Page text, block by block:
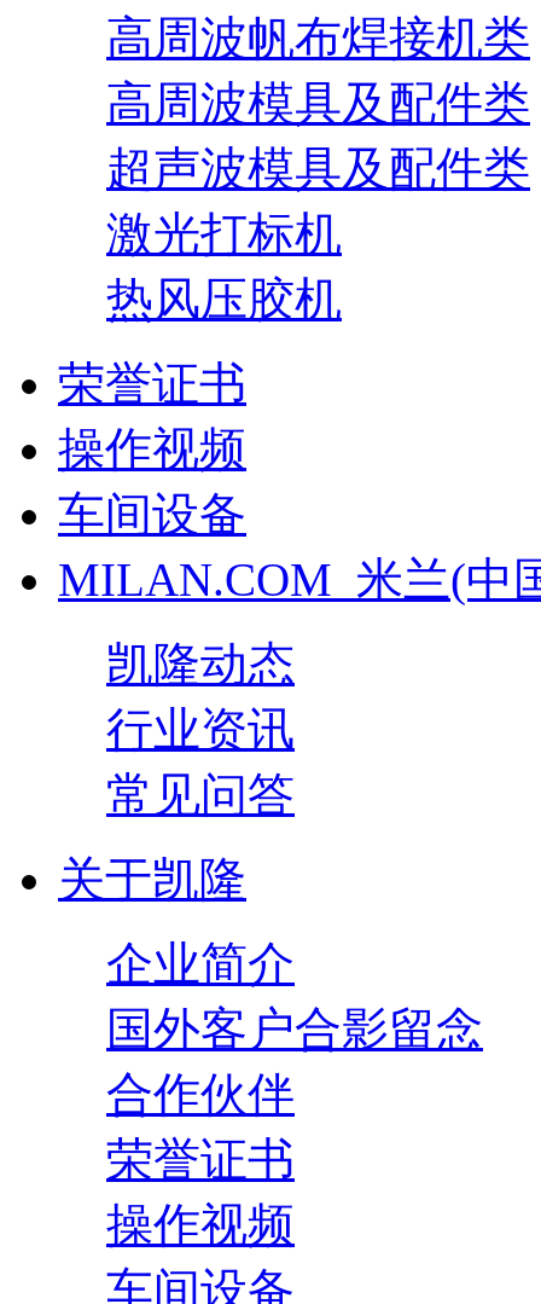
高周波帆布焊接机类
高周波模具及配件类
超声波模具及配件类
激光打标机
热风压胶机
荣誉证书
操作视频
车间设备
MILAN.COM_米兰(中
凯隆动态
行业资讯
常见问答
关于凯隆
企业简介
国外客户合影留念
合作伙伴
荣誉证书
操作视频
车间设备